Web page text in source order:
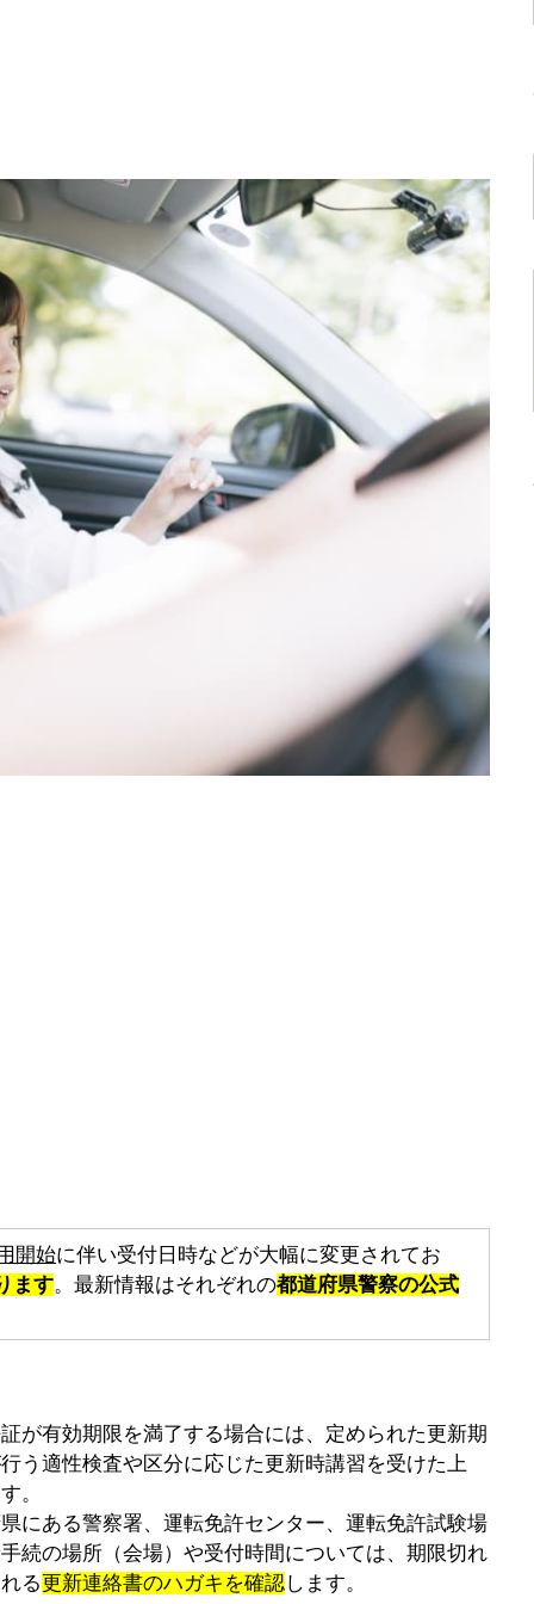
開始に伴い受付日時などが大幅に変更されてお
ます。最新情報はそれぞれの都道府県警察の公式
が有効期限を満了する場合には、定められた更新期
う適性検査や区分に応じた更新時講習を受けた上
。
にある警察署、運転免許センター、運転免許試験場
続の場所（会場）や受付時間については、期限切れ
る更新連絡書のハガキを確認します。